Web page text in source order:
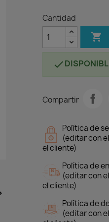
Cantidad


Compartir
Política de
(editar con
el cliente)
Política de
(editar con
el cliente)
Política de
(editar con